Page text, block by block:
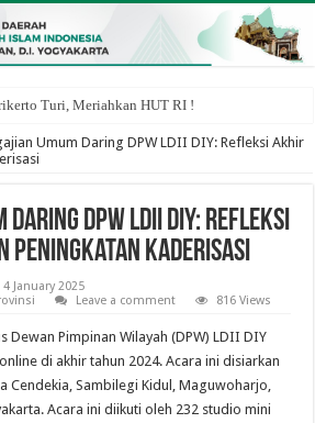
Turi, Meriahkan HUT RI !
Umum Daring DPW LDII DIY: Refleksi Akhir
Daring DPW LDII DIY: Refleksi
Peningkatan Kaderisasi
4 January 2025
Leave a comment 816 Views
Dewan Pimpinan Wilayah (DPW) LDII DIY
di akhir tahun 2024. Acara ini disiarkan
Cendekia, Sambilegi Kidul, Maguwoharjo,
Acara ini diikuti oleh 232 studio mini